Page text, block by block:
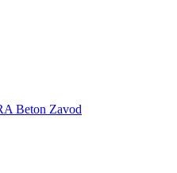
Beton Zavod